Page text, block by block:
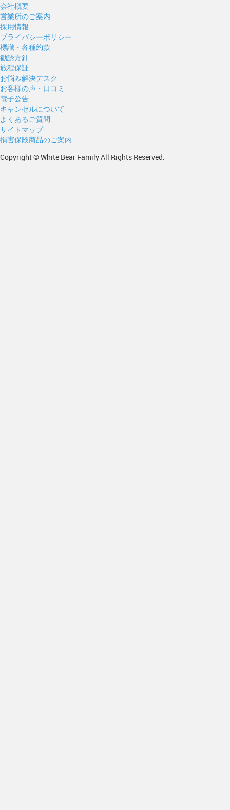
会社概要
営業所のご案内
採用情報
プライバシーポリシー
標識・各種約款
勧誘方針
旅程保証
お悩み解決デスク
お客様の声・口コミ
電子公告
キャンセルについて
よくあるご質問
サイトマップ
損害保険商品のご案内
Copyright © White Bear Family All Rights Reserved.